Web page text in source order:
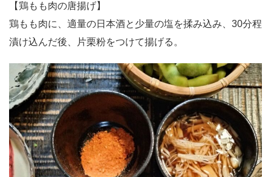
【鶏もも肉の唐揚げ】
鶏もも肉に、適量の日本酒と少量の塩を揉み込み、30分程
漬け込んだ後、片栗粉をつけて揚げる。